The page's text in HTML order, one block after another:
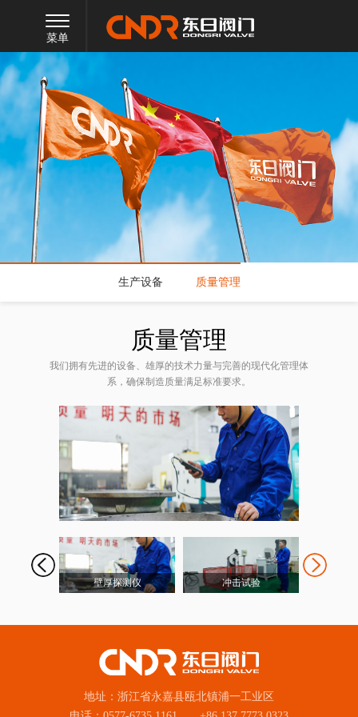
菜单
生产设备 质量管理
质量管理
我们拥有先进的设备、雄厚的技术力量与完善的现代化管理体
系，确保制造质量满足标准要求。
壁厚探测仪 冲击试验
地址：浙江省永嘉县瓯北镇浦一工业区